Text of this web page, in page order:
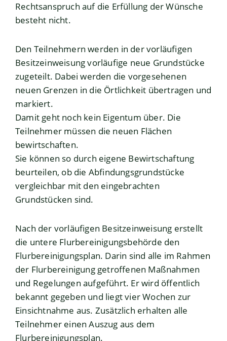
Rechtsanspruch auf die Erfüllung der Wünsche
besteht nicht.
Den Teilnehmern werden in der vorläufigen
Besitzeinweisung vorläufige neue Grundstücke
zugeteilt. Dabei werden die vorgesehenen
neuen Grenzen in die Örtlichkeit übertragen und
markiert.
Damit geht noch kein Eigentum über. Die
Teilnehmer müssen die neuen Flächen
bewirtschaften.
Sie können so durch eigene Bewirtschaftung
beurteilen, ob die Abfindungsgrundstücke
vergleichbar mit den eingebrachten
Grundstücken sind.
Nach der vorläufigen Besitzeinweisung erstellt
die untere Flurbereinigungsbehörde den
Flurbereinigungsplan. Darin sind alle im Rahmen
der Flurbereinigung getroffenen Maßnahmen
und Regelungen aufgeführt. Er wird öffentlich
bekannt gegeben und liegt vier Wochen zur
Einsichtnahme aus. Zusätzlich erhalten alle
Teilnehmer einen Auszug aus dem
Flurbereinigungsplan.